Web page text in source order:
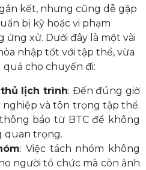
kết, nhưng cũng dễ gặp
bị kỹ hoặc vi phạm
xử. Dưới đây là một vài
nhập tốt với tập thể, vừa
quả cho chuyến đi:
lịch trình: Đến đúng giờ
và tôn trọng tập thể.
báo từ BTC để không
quan trọng.
: Việc tách nhóm không
người tổ chức mà còn ảnh